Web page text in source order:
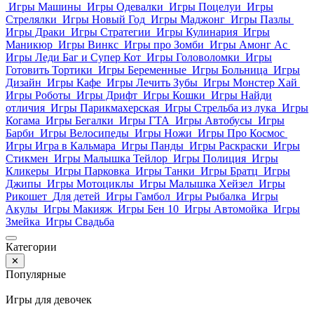
Игры Машины Игры Одевалки Игры Поцелуи Игры
Стрелялки Игры Новый Год Игры Маджонг Игры Пазлы
Игры Драки Игры Стратегии Игры Кулинария Игры
Маникюр Игры Винкс Игры про Зомби Игры Амонг Ас
Игры Леди Баг и Супер Кот Игры Головоломки Игры
Готовить Тортики Игры Беременные Игры Больница Игры
Дизайн Игры Кафе Игры Лечить Зубы Игры Монстер Хай
Игры Роботы Игры Дрифт Игры Кошки Игры Найди
отличия Игры Парикмахерская Игры Стрельба из лука Игры
Когама Игры Бегалки Игры ГТА Игры Автобусы Игры
Барби Игры Велосипеды Игры Ножи Игры Про Космос
Игры Игра в Кальмара Игры Панды Игры Раскраски Игры
Стикмен Игры Малышка Тейлор Игры Полиция Игры
Кликеры Игры Парковка Игры Танки Игры Братц Игры
Джипы Игры Мотоциклы Игры Малышка Хейзел Игры
Рикошет Для детей Игры Гамбол Игры Рыбалка Игры
Акулы Игры Макияж Игры Бен 10 Игры Автомойка Игры
Змейка Игры Свадьба
Категории
✕
Популярные
Игры для девочек